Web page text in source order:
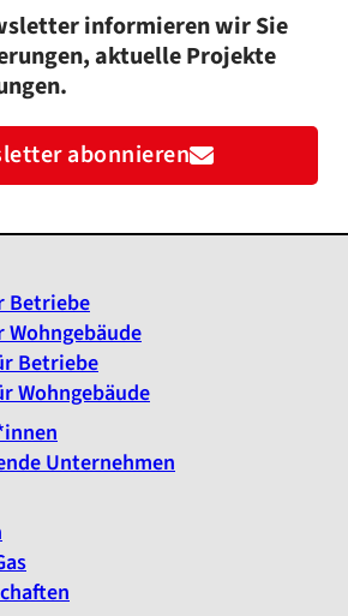
informieren wir Sie
aktuelle Projekte
abonnieren
Betriebe
Betriebe
Wohngebäude
Unternehmen